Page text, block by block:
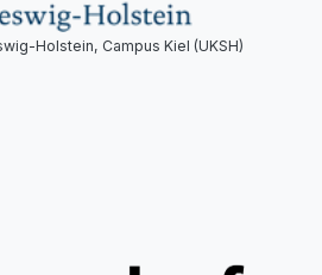
Holstein, Campus Kiel (UKSH)